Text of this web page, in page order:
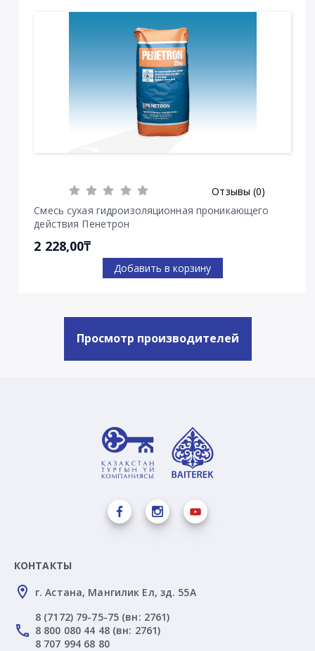
Отзывы (0)
Смесь сухая гидроизоляционная проникающего
действия Пенетрон
2 228,00₸
Добавить в корзину
Просмотр производителей
КОНТАКТЫ
г. Астана, Мангилик Ел, зд. 55А
8 (7172) 79-75-75 (вн: 2761)
8 800 080 44 48 (вн: 2761)
8 707 994 68 80